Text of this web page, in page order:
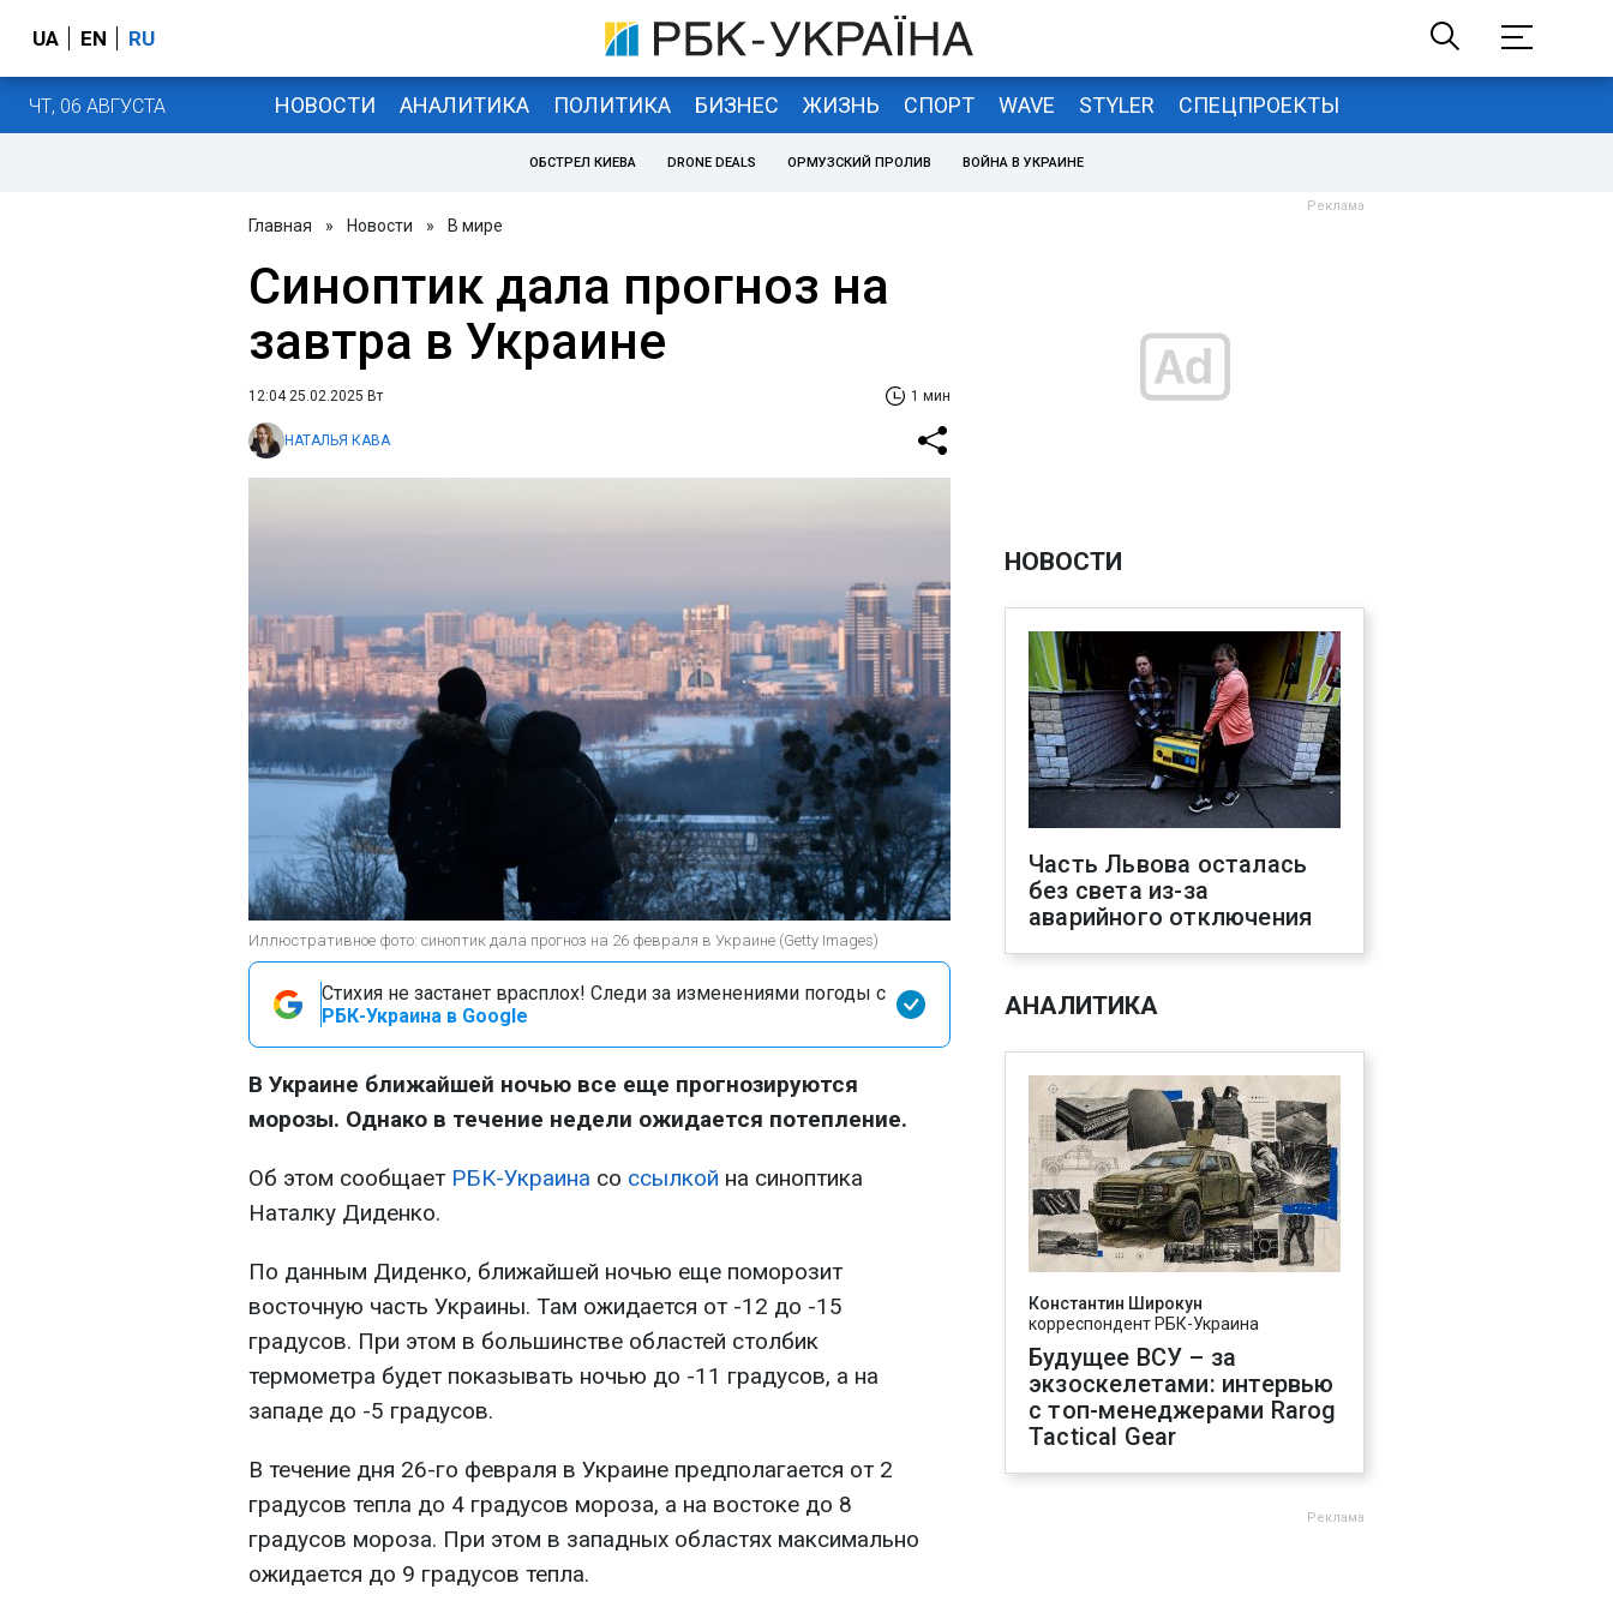
UA EN RU
ЧТ, 06 АВГУСТА НОВОСТИ АНАЛИТИКА ПОЛИТИКА БИЗНЕС ЖИЗНЬ СПОРТ WAVE STYLER СПЕЦПРОЕКТЫ
ОБСТРЕЛ КИЕВА DRONE DEALS ОРМУЗСКИЙ ПРОЛИВ ВОЙНА В УКРАИНЕ
Главная » Новости » В мире
Синоптик дала прогноз на
завтра в Украине
12:04 25.02.2025 Вт 1 мин
НАТАЛЬЯ КАВА
Иллюстративное фото: синоптик дала прогноз на 26 февраля в Украине (Getty Images)
Стихия не застанет врасплох! Следи за изменениями погоды с
РБК-Украина в Google
В Украине ближайшей ночью все еще прогнозируются
морозы. Однако в течение недели ожидается потепление.
Об этом сообщает РБК-Украина со ссылкой на синоптика
Наталку Диденко.
По данным Диденко, ближайшей ночью еще поморозит
восточную часть Украины. Там ожидается от -12 до -15
градусов. При этом в большинстве областей столбик
термометра будет показывать ночью до -11 градусов, а на
западе до -5 градусов.
В течение дня 26-го февраля в Украине предполагается от 2
градусов тепла до 4 градусов мороза, а на востоке до 8
градусов мороза. При этом в западных областях максимально
ожидается до 9 градусов тепла.
НОВОСТИ
Часть Львова осталась
без света из-за
аварийного отключения
АНАЛИТИКА
Константин Широкун
корреспондент РБК-Украина
Будущее ВСУ – за
экзоскелетами: интервью
с топ-менеджерами Rarog
Tactical Gear